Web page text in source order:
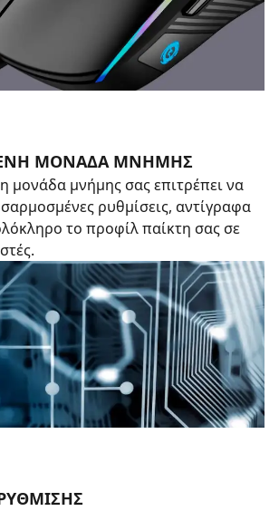
ΜΟΝΑΔΑ ΜΝΗΜΗΣ
μονάδα μνήμης σας επιτρέπει να
ρυθμίσεις, αντίγραφα
το προφίλ παίκτη σας σε